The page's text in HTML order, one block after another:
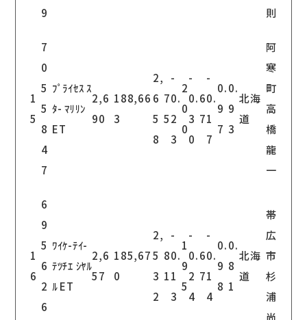
9
則
1
5
7
0
5
5
8
4
7
ﾌﾟﾗｲｾｽ ｽ
ﾀ- ﾏﾘﾘﾝ
ET
2,6
90
188,66
3
2,
6
5
8
7
5
-
0.
2
3
2
0
0
-
0.
3
0
6
7
-
0.
1
7
0.
9
7
0.
9
3
北海
道
阿
寒
町
高
橋
龍
一
1
6
6
9
5
6
2
6
ﾜｲｹ-ﾃｲ-
ﾃﾂﾁｴ ｼﾔﾙ
ﾙ ET
2,6
57
185,67
0
2,
5
3
2
8
1
-
0.
1
3
1
9
5
-
0.
2
4
6
7
-
0.
1
4
0.
9
8
0.
8
1
北海
道
帯
広
市
杉
浦
尚